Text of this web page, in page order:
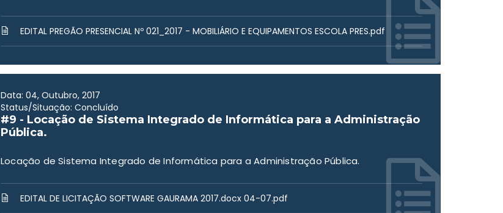
EDITAL PREGÃO PRESENCIAL Nº 021_2017 - MOBILIÁRIO E EQUIPAMENTOS ESCOLA PRES.pdf
Data: 04, Outubro, 2017
Status/Situação: Concluído
#9 - Locação de Sistema Integrado de Informática para a Administração
Pública.
Locação de Sistema Integrado de Informática para a Administração Pública.
EDITAL DE LICITAÇÃO SOFTWARE GAURAMA 2017.docx 04-07.pdf